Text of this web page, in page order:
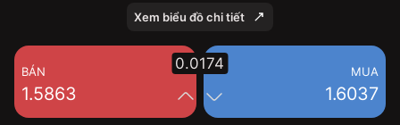
Xem biểu đồ chi tiết
BÁN
1.5863
MUA
1.6037
0.0174